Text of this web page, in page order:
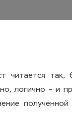
читается
логично – и